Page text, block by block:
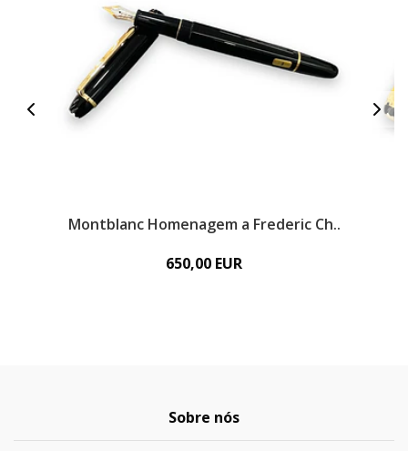
Montblanc Homenagem a Frederic Ch..
650,00 EUR
Sobre nós